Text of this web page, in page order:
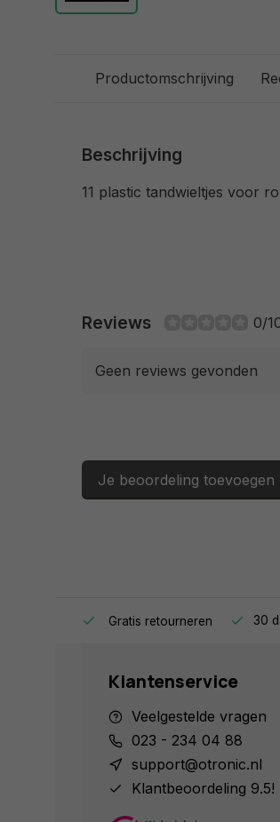
Productomschrijving
Beschrijving
11 plastic tandwieltjes voor
Reviews 0/
Geen reviews gevonden
Je beoordeling toevoegen
Gratis retourneren 30
Klantenservice
Veelgestelde vragen
023 - 234 04 88
support@otronic.nl
Klantbeoordeling 9.5!